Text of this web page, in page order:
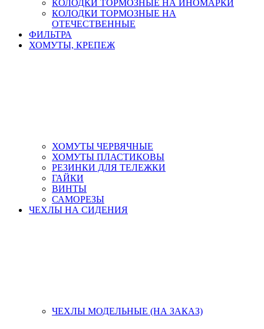
КОЛОДКИ ТОРМОЗНЫЕ НА ИНОМАРКИ
КОЛОДКИ ТОРМОЗНЫЕ НА
ОТЕЧЕСТВЕННЫЕ
ФИЛЬТРА
ХОМУТЫ, КРЕПЕЖ
ХОМУТЫ ЧЕРВЯЧНЫЕ
ХОМУТЫ ПЛАСТИКОВЫ
РЕЗИНКИ ДЛЯ ТЕЛЕЖКИ
ГАЙКИ
ВИНТЫ
САМОРЕЗЫ
ЧЕХЛЫ НА СИДЕНИЯ
ЧЕХЛЫ МОДЕЛЬНЫЕ (НА ЗАКАЗ)